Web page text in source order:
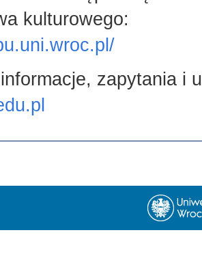
kulturowego:
zapytania i